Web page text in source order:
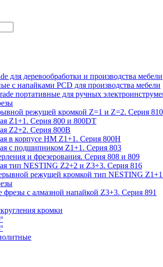
для деревообработки и производства мебели
с напайками PCD для производства мебели
портативные для ручных
режущей кромкой Z=1 и Z=2. Серия 810
Z1+1. Серия 800 и 800DT
Z2+2. Серия 800B
в корпусе НМ Z1+1. Серия 800H
с подшипником Z1+1. Серия 803
и фрезерования. Серия 808 и 809
тип NESTING Z2+2 и Z3+3. Серия 816
режущей кромкой тип NESTING
с алмазной напайкой Z3+3. Серия 891
кромки